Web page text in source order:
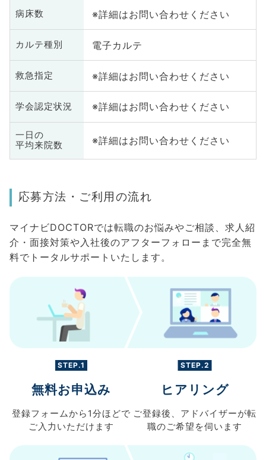
病床数 ※詳細はお問い合わせください
カルテ種別 電子カルテ
救急指定 ※詳細はお問い合わせください
学会認定状況 ※詳細はお問い合わせください
一日の
平均来院数
※詳細はお問い合わせください
応募方法・ご利用の流れ
マイナビDOCTORでは転職のお悩みやご相談、求人紹
介・面接対策や入社後のアフターフォローまで完全無
料でトータルサポートいたします。
STEP.1
無料お申込み
登録フォームから 1分ほどで
ご入力 いただけます
STEP.2
ヒアリング
ご登録後、 アドバイザーが転
職のご希望を伺います